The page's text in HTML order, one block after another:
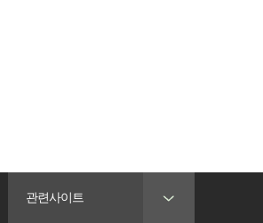
관련사이트